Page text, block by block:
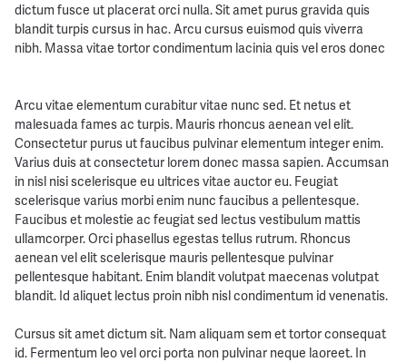
dictum fusce ut placerat orci nulla. Sit amet purus gravida quis
blandit turpis cursus in hac. Arcu cursus euismod quis viverra
nibh. Massa vitae tortor condimentum lacinia quis vel eros donec
Arcu vitae elementum curabitur vitae nunc sed. Et netus et
malesuada fames ac turpis. Mauris rhoncus aenean vel elit.
Consectetur purus ut faucibus pulvinar elementum integer enim.
Varius duis at consectetur lorem donec massa sapien. Accumsan
in nisl nisi scelerisque eu ultrices vitae auctor eu. Feugiat
scelerisque varius morbi enim nunc faucibus a pellentesque.
Faucibus et molestie ac feugiat sed lectus vestibulum mattis
ullamcorper. Orci phasellus egestas tellus rutrum. Rhoncus
aenean vel elit scelerisque mauris pellentesque pulvinar
pellentesque habitant. Enim blandit volutpat maecenas volutpat
blandit. Id aliquet lectus proin nibh nisl condimentum id venenatis.
Cursus sit amet dictum sit. Nam aliquam sem et tortor consequat
id. Fermentum leo vel orci porta non pulvinar neque laoreet. In